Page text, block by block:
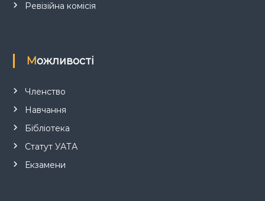
Ревізійна комісія
Можливості
Членство
Навчання
Бібліотека
Статут УАТА
Екзамени